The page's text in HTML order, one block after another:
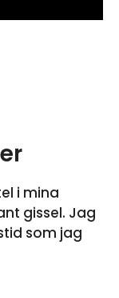
i mina
gissel. Jag
som jag